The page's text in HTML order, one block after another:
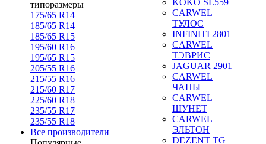
типоразмеры
175/65 R14
185/65 R14
185/65 R15
195/60 R16
195/65 R15
205/55 R16
215/55 R16
215/60 R17
225/60 R18
235/55 R17
235/55 R18
Все производители
KOKO SL559
CARWEL
ТУЛОС
INFINITI 2801
CARWEL
ТЭВРИС
JAGUAR 2901
CARWEL
ЧАНЫ
CARWEL
ШУНЕТ
CARWEL
ЭЛЬТОН
DEZENT TG